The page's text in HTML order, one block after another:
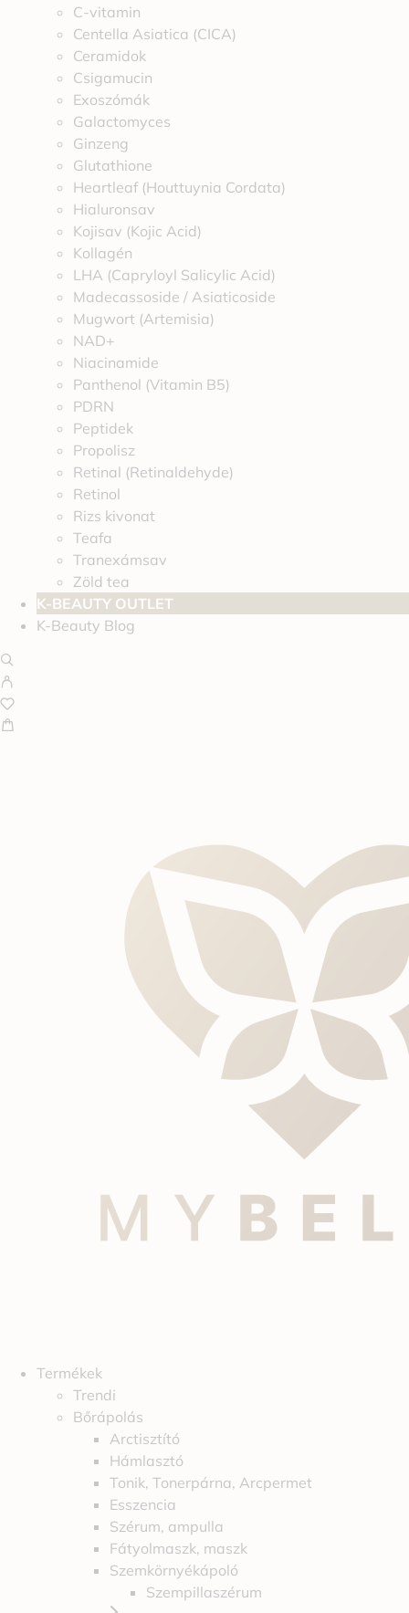
C-vitamin
Centella Asiatica (CICA)
Ceramidok
Csigamucin
Exoszómák
Galactomyces
Ginzeng
Glutathione
Heartleaf (Houttuynia Cordata)
Hialuronsav
Kojisav (Kojic Acid)
Kollagén
LHA (Capryloyl Salicylic Acid)
Madecassoside / Asiaticoside
Mugwort (Artemisia)
NAD+
Niacinamide
Panthenol (Vitamin B5)
PDRN
Peptidek
Propolisz
Retinal (Retinaldehyde)
Retinol
Rizs kivonat
Teafa
Tranexámsav
Zöld tea
K-BEAUTY OUTLET
K-Beauty Blog
Termékek
Trendi
Bőrápolás
Arctisztító
Hámlasztó
Tonik, Tonerpárna, Arcpermet
Esszencia
Szérum, ampulla
Fátyolmaszk, maszk
Szemkörnyékápoló
Szempillaszérum